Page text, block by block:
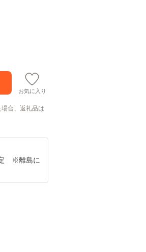
お気に入り
合、返礼品は
定 ※離島に